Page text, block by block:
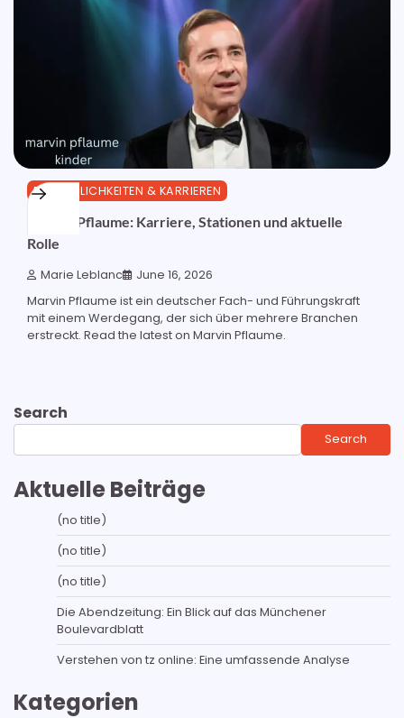
PERSÖNLICHKEITEN & KARRIEREN
Marvin Pflaume: Karriere, Stationen und aktuelle
Rolle
Marie Leblanc June 16, 2026
Marvin Pflaume ist ein deutscher Fach- und Führungskraft
mit einem Werdegang, der sich über mehrere Branchen
erstreckt. Read the latest on Marvin Pflaume.
Search
Search
Aktuelle Beiträge
(no title)
(no title)
(no title)
Die Abendzeitung: Ein Blick auf das Münchener
Boulevardblatt
Verstehen von tz online: Eine umfassende Analyse
Kategorien